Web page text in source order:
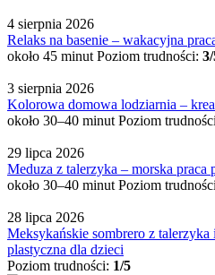
4 sierpnia 2026
Relaks na basenie – wakacyjna
około 45 minut Poziom trudności:
3 sierpnia 2026
Kolorowa domowa lodziarnia –
około 30–40 minut Poziom
29 lipca 2026
Meduza z talerzyka – morska praca
około 30–40 minut Poziom
28 lipca 2026
Meksykańskie sombrero z
plastyczna dla dzieci
Poziom trudności: 1/5